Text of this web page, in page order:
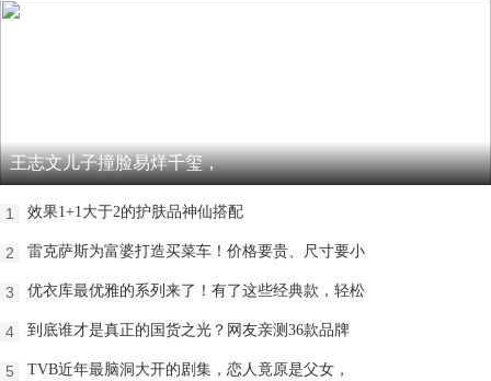
王志文儿子撞脸易烊千玺，
1 效果1+1大于2的护肤品神仙搭配
2 雷克萨斯为富婆打造买菜车！价格要贵、尺寸要小
3 优衣库最优雅的系列来了！有了这些经典款，轻松
4 到底谁才是真正的国货之光？网友亲测36款品牌
5 TVB近年最脑洞大开的剧集，恋人竟原是父女，